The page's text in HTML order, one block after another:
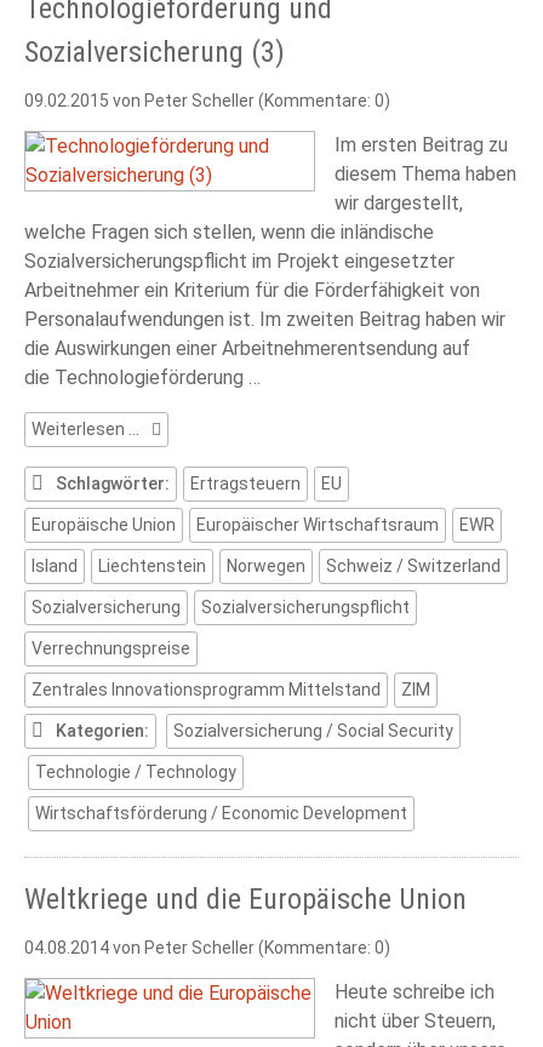
Technologieförderung und
Sozialversicherung (3)
09.02.2015 von Peter Scheller (Kommentare: 0)
Im ersten Beitrag zu
diesem Thema haben
wir dargestellt,
welche Fragen sich stellen, wenn die inländische
Sozialversicherungspflicht im Projekt eingesetzter
Arbeitnehmer ein Kriterium für die Förderfähigkeit von
Personalaufwendungen ist. Im zweiten Beitrag haben wir
die Auswirkungen einer Arbeitnehmerentsendung auf
die Technologieförderung …
Weiterlesen …
Technologieförderung
und
Sozialversicherung
(3)
Schlagwörter: Ertragsteuern EU
Europäische Union Europäischer Wirtschaftsraum EWR
Island Liechtenstein Norwegen Schweiz / Switzerland
Sozialversicherung Sozialversicherungspflicht
Verrechnungspreise
Zentrales Innovationsprogramm Mittelstand ZIM
Kategorien: Sozialversicherung / Social Security
Technologie / Technology
Wirtschaftsförderung / Economic Development
Weltkriege und die Europäische Union
04.08.2014von Peter Scheller (Kommentare: 0)
Heute schreibe ich
nicht über Steuern,